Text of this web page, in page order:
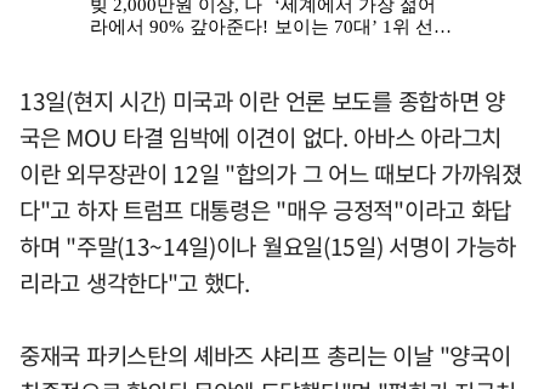
13일(현지 시간) 미국과 이란 언론 보도를 종합하면 양
국은 MOU 타결 임박에 이견이 없다. 아바스 아라그치
이란 외무장관이 12일 "합의가 그 어느 때보다 가까워졌
다"고 하자 트럼프 대통령은 "매우 긍정적"이라고 화답
하며 "주말(13~14일)이나 월요일(15일) 서명이 가능하
리라고 생각한다"고 했다.
중재국 파키스탄의 셰바즈 샤리프 총리는 이날 "양국이